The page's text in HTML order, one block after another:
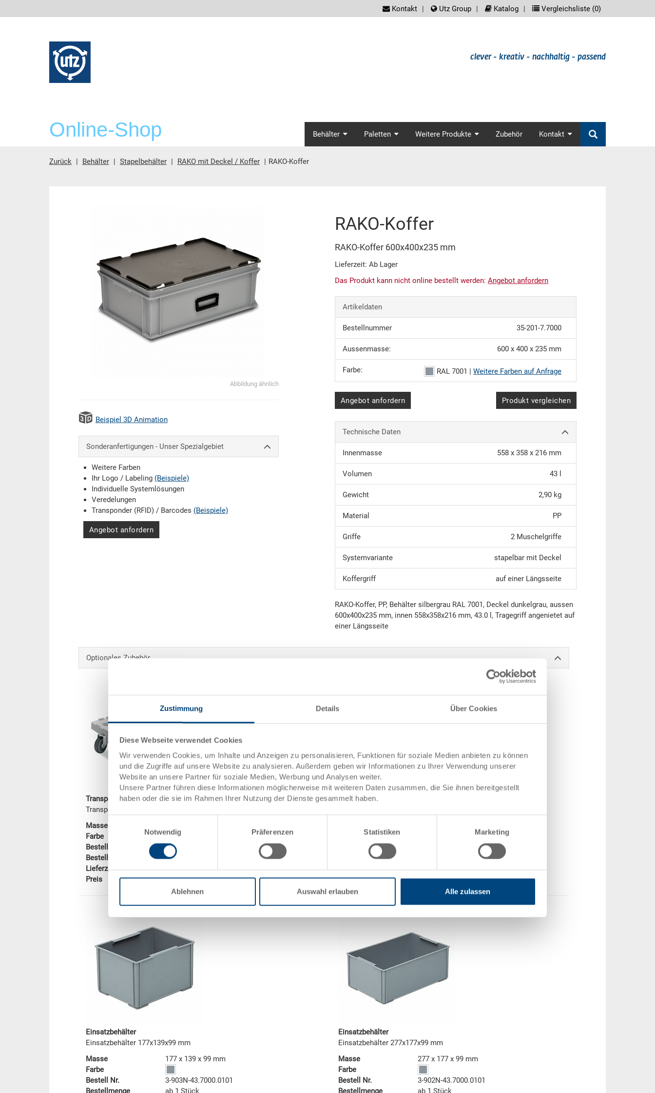
Zustimmung Details Über Cookies
Diese Webseite verwendet Cookies
Wir verwenden Cookies, um Inhalte und Anzeigen zu personalisieren, Funktionen für soziale Medien anbieten zu können
und die Zugriffe auf unsere Website zu analysieren. Außerdem geben wir Informationen zu Ihrer Verwendung unserer
Website an unsere Partner für soziale Medien, Werbung und Analysen weiter.
Unsere Partner führen diese Informationen möglicherweise mit weiteren Daten zusammen, die Sie ihnen bereitgestellt
haben oder die sie im Rahmen Ihrer Nutzung der Dienste gesammelt haben.
Notwendig
Präferenzen Statistiken Marketing
Ablehnen Auswahl erlauben Alle zulassen
screenreader.meta_nav
Kontakt Utz Group Katalog Vergleichsliste (0)
clever - kreativ - nachhaltig - passend
Online-Shop screenreader.main_nav
Behälter Paletten Weitere Produkte Zubehör Kontakt
Zurück Behälter Stapelbehälter RAKO mit Deckel / Koffer RAKO-Koffer
Abbildung ähnlich
Beispiel 3D Animation
Sonderanfertigungen - Unser Spezialgebiet
Weitere Farben
Ihr Logo / Labeling (Beispiele)
Individuelle Systemlösungen
Veredelungen
Transponder (RFID) / Barcodes (Beispiele)
Angebot anfordern
RAKO-Koffer
RAKO-Koffer 600x400x235 mm
Lieferzeit: Ab Lager
Das Produkt kann nicht online bestellt werden: Angebot anfordern
Artikeldaten
Bestellnummer 35-201-7.7000
Aussenmasse: 600 x 400 x 235 mm
Farbe: RAL 7001 |Weitere Farben auf Anfrage
Angebot anfordern Produkt vergleichen
Technische Daten
Innenmasse 558 x 358 x 216 mm
Volumen 43 l
Gewicht 2,90 kg
Material PP
Griffe 2 Muschelgriffe
Systemvariante stapelbar mit Deckel
Koffergriff auf einer Längsseite
RAKO-Koffer, PP, Behälter silbergrau RAL 7001, Deckel dunkelgrau, aussen
600x400x235 mm, innen 558x358x216 mm, 43.0 l, Tragegriff angenietet auf
einer Längsseite
Optionales Zubehör
Transportroller
Transportroller 600x400x172 mm
Masse
Farbe
Bestell Nr.
80-55-26
Bestellmenge
ab 1 Stück
Lieferzeit
Ab Lager
Preis
-
Einsatzbehälter
Bestell Nr.
3-939N-42.7000.0101
Bestellmenge
Lieferzeit
Ab Lager
Preis
-
Einsatzbehälter
Einsatzbehälter 177x139x99 mm
Masse
177 x 139 x 99 mm
Farbe
Bestell Nr.
3-903N-43.7000.0101
Bestellmenge
ab 1 Stück
Einsatzbehälter
Einsatzbehälter 277x177x99 mm
Masse
277 x 177 x 99 mm
Farbe
Bestell Nr.
3-902N-43.7000.0101
Bestellmenge
ab 1 Stück